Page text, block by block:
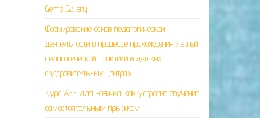
Gems Gallery
Формирование основ педагогической
деятельности в процессе прохождения летней
педагогической практики в детских
оздоровительных центрах
Курс AFF для новичка: как устроено обучение
самостоятельным прыжкам